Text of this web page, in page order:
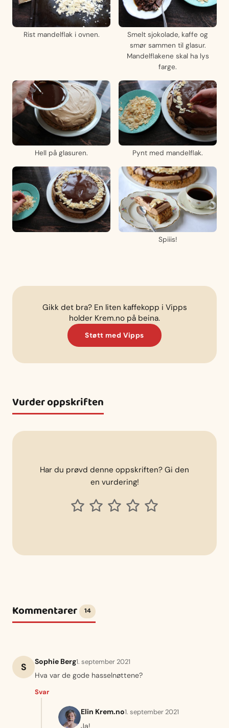
Rist mandelflak i ovnen.
Smelt sjokolade, kaffe og
smør sammen til glasur.
Mandelflakene skal ha lys
farge.
Hell på glasuren. Pynt med mandelflak.
Spiiis!
Gikk det bra? En liten kaffekopp i Vipps
holder Krem.no på beina.
Støtt med Vipps
Vurder oppskriften
Har du prøvd denne oppskriften? Gi den
en vurdering!
Kommentarer 14
S Sophie Berg1. september 2021
Hva var de gode hasselnøttene?
Svar
Elin Krem.no1. september 2021
Ja!